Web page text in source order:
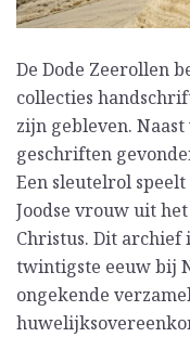
De Dode Zeerollen
collecties
zijn gebleven.
geschriften
Een sleutelrol
Joodse vrouw uit
Christus. Dit archief
twintigste eeuw bij
ongekende